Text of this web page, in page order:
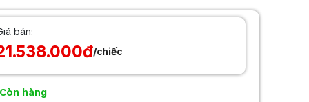
bán:
/chiếc
hàng